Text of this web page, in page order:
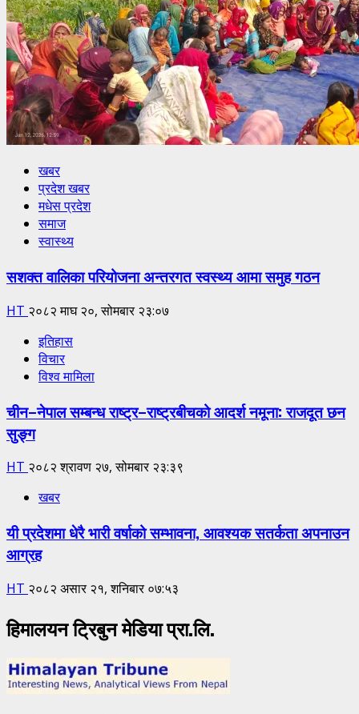
खबर
प्रदेश खबर
मधेस प्रदेश
समाज
स्वास्थ्य
सशक्त वालिका परियोजना अन्तरगत स्वस्थ्य आमा समुह गठन
HT २०८२ माघ २०, सोमबार २३:०७
इतिहास
विचार
विश्व मामिला
चीन–नेपाल सम्बन्ध राष्ट्र–राष्ट्रबीचको आदर्श नमूना: राजदूत छन
सुङ्ग
HT २०८२ श्रावण २७, सोमबार २३:३९
खबर
यी प्रदेशमा धेरै भारी वर्षाको सम्भावना, आवश्यक सतर्कता अपनाउन
आग्रह
HT २०८२ असार २१, शनिबार ०७:५३
हिमालयन ट्रिबुन मेडिया प्रा.लि.